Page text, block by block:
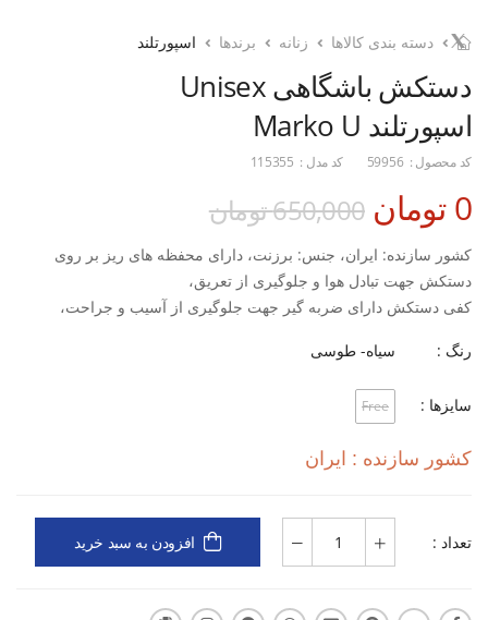
دسته بندی کالاها زنانه برندها اسپورتلند
دستکش باشگاهی Unisex
اسپورتلند Marko U
کد محصول : 59956 کد مدل : 115355
0 تومان 650,000 تومان
کشور سازنده: ایران، جنس: برزنت، دارای محفظه های ریز بر روی
دستکش جهت تبادل هوا و جلوگیری از تعریق،
کفی دستکش دارای ضربه گیر جهت جلوگیری از آسیب و جراحت،
رنگ :
سیاه- طوسی
سایزها : Free
کشور سازنده : ایران
تعداد : افزودن به سبد خرید